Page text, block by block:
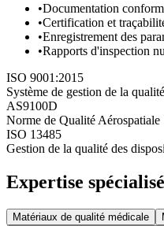
•Documentation
•Certification et
•Enregistrement des
•Rapports d'inspection
ISO 9001:2015
Système de gestion de la qualité
AS9100D
Norme de Qualité Aérospatiale
ISO 13485
Gestion de la qualité des
Expertise
Matériaux de qualité médicale